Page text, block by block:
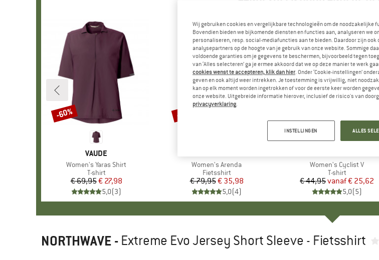
MERK
VAUDE
Artikel
Women's Yaras Shirt
Productgroep
T-shirt
Prijs
€ 69,95Verlaagde prijs
€ 27,98
5,0(3)
Korting
-60%
Artikel
Women's Arenda
Productgroep
Fietsshirt
Prijs
€ 79,95Verlaagde prijs
€ 35,98
5,0(4)
Korting
-55%
Artikel
Women's Cyclist V
Productgroep
T-shirt
Prijs
€ 44,95 Verlaagde
vanaf€ 25,62
5,0(5)
NORTHWAVE - Extreme Evo Jersey Short Sleeve - Fietsshirt
Wij gebruiken cookies en vergelijkbare technologieën om de noodzakelijke
Bovendien bieden we bijkomende diensten en functies aan, analyseren we
personaliseren, resp. social-mediafuncties aan te bieden. Daardoor zijn ook
analysepartners op de hoogte van je gebruik van onze website. Sommige
voldoende garanties om je gegevens te beschermen, bijvoorbeeld tegen
van ‘Alles selecteren’ ga je ermee akkoord dat we op deze manier te werk
cookies wenst te accepteren, klik dan hier. Onder ‘Cookie-instellingen’
geven en ook altijd weer intrekken. Je toestemming is vrijwillig, niet
kan op elk moment worden ingetrokken of voor de eerste keer worden
onze website. Uitgebreide informatie hierover, inclusief de risico's van
privacyverklaring.
INSTELLINGEN ALLES